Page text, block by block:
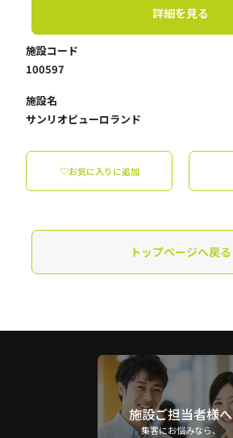
詳細を見る
施設コード
100597
施設名
サンリオピューロランド
♡お気に入りに追加
トップページへ戻る
施設ご担当者様へ
集客にお悩みなら、